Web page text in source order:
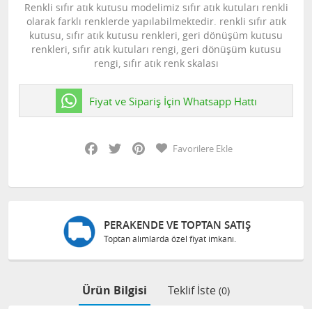
Renkli sıfır atık kutusu modelimiz sıfır atık kutuları renkli
olarak farklı renklerde yapılabilmektedir. renkli sıfır atık
kutusu, sıfır atık kutusu renkleri, geri dönüşüm kutusu
renkleri, sıfır atık kutuları rengi, geri dönüşüm kutusu
rengi, sıfır atık renk skalası
Fiyat ve Sipariş İçin Whatsapp Hattı
Facebook
Twitter PinterestFavorilere Ekle
PERAKENDE VE TOPTAN SATIŞ
Toptan alımlarda özel fiyat imkanı.
Ürün Bilgisi Teklif İste (0)